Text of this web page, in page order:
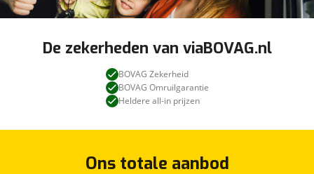
De zekerheden van viaBOVAG.nl
BOVAG Zekerheid
BOVAG Omruilgarantie
Heldere all-in prijzen
Ons totale aanbod